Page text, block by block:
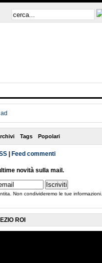
Tags Popolari
Feed commenti
novità sulla mail.
Non condivideremo le tue informazioni.
ROI